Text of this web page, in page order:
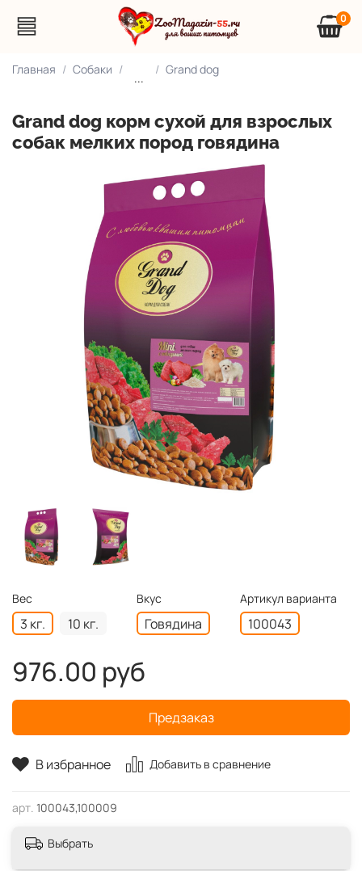
0
Главная Собаки
...
Grand dog
Grand dog корм сухой для взрослых
собак мелких пород говядина
В избранное Добавить в сравнение
арт. 100043,100009
Вес
3 кг. 10 кг.
Вкус
Говядина
Артикул варианта
100043
976.00 руб
Предзаказ
Выбрать